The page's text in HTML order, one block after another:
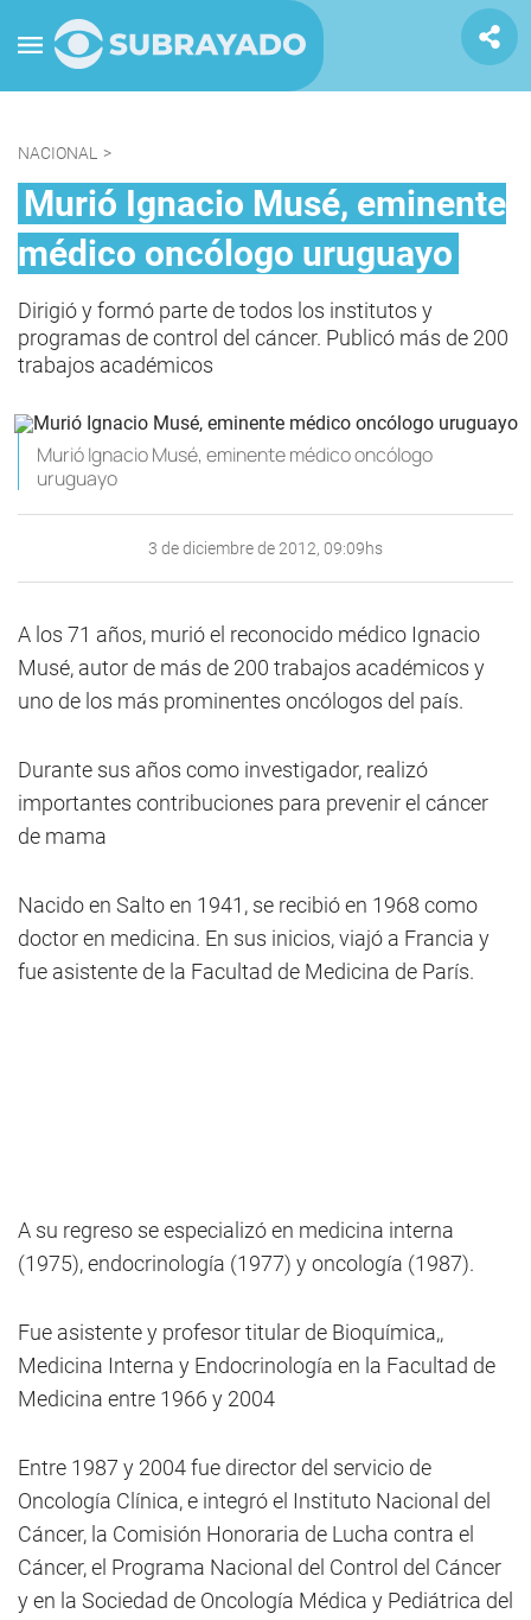
NACIONAL >
Murió Ignacio Musé, eminente
médico oncólogo uruguayo
Dirigió y formó parte de todos los institutos y
programas de control del cáncer. Publicó más de 200
trabajos académicos
Murió Ignacio Musé, eminente médico oncólogo
uruguayo
3 de diciembre de 2012, 09:09hs
A los 71 años, murió el reconocido médico Ignacio
Musé, autor de más de 200 trabajos académicos y
uno de los más prominentes oncólogos del país.
Durante sus años como investigador, realizó
importantes contribuciones para prevenir el cáncer
de mama
Nacido en Salto en 1941, se recibió en 1968 como
doctor en medicina. En sus inicios, viajó a Francia y
fue asistente de la Facultad de Medicina de París.
A su regreso se especializó en medicina interna
(1975), endocrinología (1977) y oncología (1987).
Fue asistente y profesor titular de Bioquímica,,
Medicina Interna y Endocrinología en la Facultad de
Medicina entre 1966 y 2004
Entre 1987 y 2004 fue director del servicio de
Oncología Clínica, e integró el Instituto Nacional del
Cáncer, la Comisión Honoraria de Lucha contra el
Cáncer, el Programa Nacional del Control del Cáncer
y en la Sociedad de Oncología Médica y Pediátrica del